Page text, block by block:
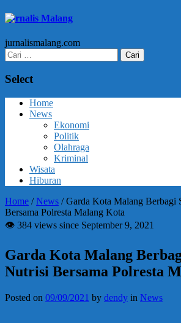
Jurnalis Malang
jurnalismalang.com
Cari
untuk:
Select
Home
News
Ekonomi
Politik
Olahraga
Kriminal
Wisata
Hiburan
Home /News /Garda Kota Malang Berbagi
Bersama Polresta Malang Kota
👁 384 views since September 9, 2021
Garda Kota Malang
Nutrisi Bersama Polresta
Posted on 09/09/2021 by dendy in News